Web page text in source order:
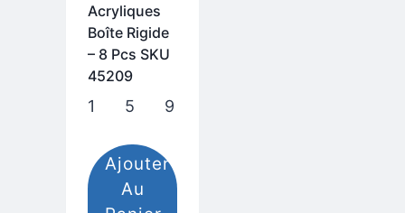
Acryliques
Boîte Rigide
– 8 Pcs SKU
45209
Ajouter
Au